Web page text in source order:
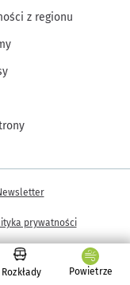
- wroclaw.pl
Rozkłady Powietrze
z regionu
Wrocław
prywatności